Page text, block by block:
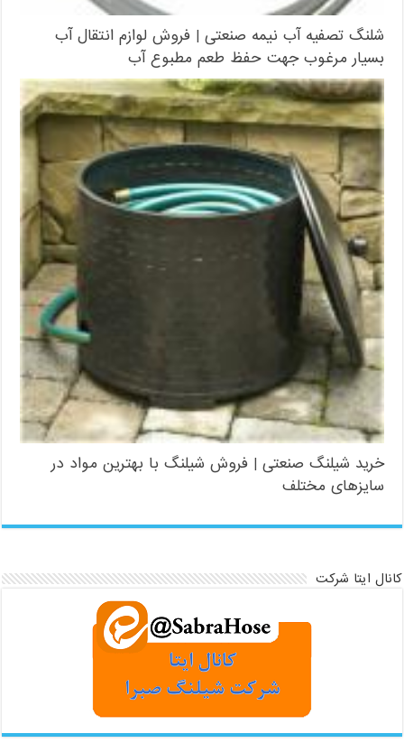
شلنگ تصفیه آب نیمه صنعتی | فروش لوازم انتقال آب
بسیار مرغوب جهت حفظ طعم مطبوع آب
خرید شیلنگ صنعتی | فروش شیلنگ با بهترین مواد در
سایزهای مختلف
کانال ایتا شرکت